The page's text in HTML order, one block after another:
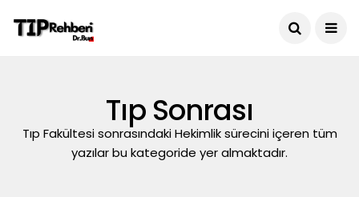
Tıp Sonrası
Tıp Fakültesi sonrasındaki Hekimlik sürecini içeren tüm
yazılar bu kategoride yer almaktadır.